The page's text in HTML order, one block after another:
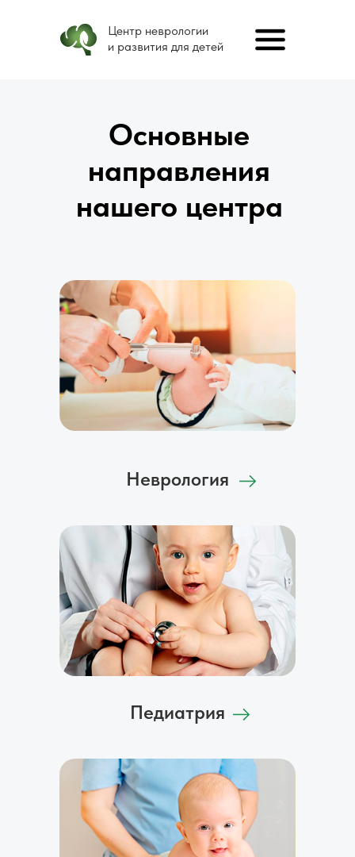
Центр неврологии
и развития для детей
Педиатрия
Неврология
Основные
направления
нашего центра